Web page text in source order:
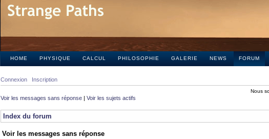
HOME PHYSIQUE CALCUL PHILOSOPHIE GALERIE NEWS FORUM
Connexion Inscription
Nous
Voir les messages sans réponse | Voir les sujets actifs
Index du forum
Voir les messages sans réponse